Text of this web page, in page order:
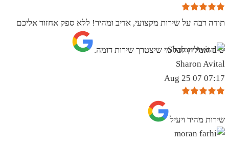
תודה רבה על שירות מקצועי, אדיב ומהיר! ללא ספק אחזור אליכם
שוב ואמליץ לכל מי שיצטרך שירות דומה.
Sharon Avital
07:17 07 Aug 25
שירות מהיר ויעיל